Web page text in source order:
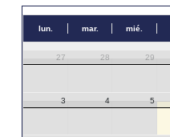
lun. mar. mié.
27 28 29
3 4 5